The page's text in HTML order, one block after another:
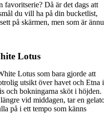
favoritserie? Då är det dags att
du vill ha på din bucketlist,
på skärmen, men som är ännu
Lotus
Lotus som bara gjorde att
utsikt över havet och Etna i
och bokningarna sköt i höjden.
vid middagen, tar en
på i ett tempo som känns